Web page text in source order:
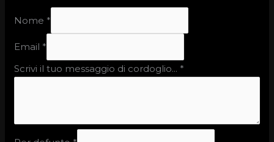
Nome *
Email *
Scrivi il tuo messaggio di cordoglio... *